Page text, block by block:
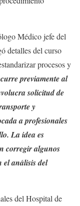
Médico jefe del
detalles del curso
procesos y
previamente al
solicitud de
y
a profesionales
La idea es
corregir algunos
el análisis del
del Hospital de